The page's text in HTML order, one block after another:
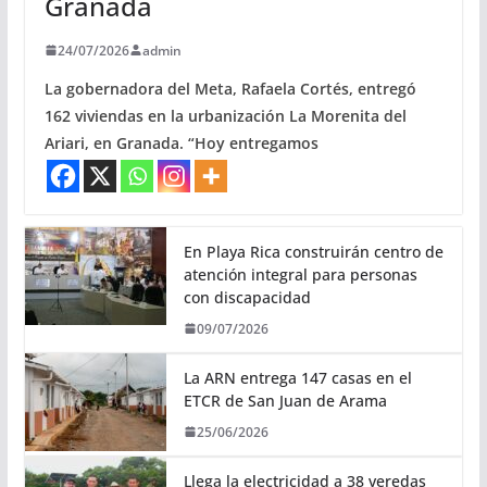
24/07/2026 admin
La gobernadora del Meta, Rafaela Cortés, entregó
162 viviendas en la urbanización La Morenita del
Ariari, en Granada. “Hoy entregamos
En Playa Rica construirán centro de
atención integral para personas
con discapacidad
09/07/2026
La ARN entrega 147 casas en el
ETCR de San Juan de Arama
25/06/2026
Llega la electricidad a 38 veredas